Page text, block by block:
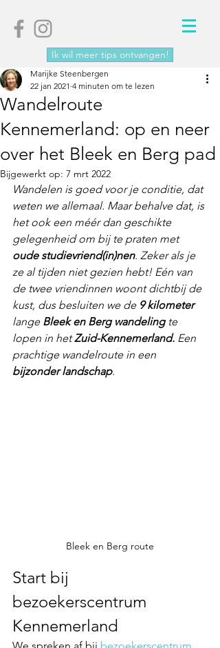
Ik wil meer tips ontvangen!
Wandelroute
Kennemerland: op en neer
over het Bleek en Berg pad
Marijke Steenbergen
22 jan 2021 4 minuten om te lezen
Bijgewerkt op: 7 mrt 2022
Wandelen is goed voor je conditie, dat
weten we allemaal. Maar behalve dat, is
het ook een méér dan geschikte
gelegenheid om bij te praten met
oude studievriend(in)nen. Zeker als je
ze al tijden niet gezien hebt! Eén van
de twee vriendinnen woont dichtbij de
kust, dus besluiten we de 9 kilometer
lange Bleek en Berg wandeling te
lopen in het Zuid-Kennemerland. Een
prachtige wandelroute in een
bijzonder landschap.
Bleek en Berg route
Start bij
bezoekerscentrum
Kennemerland